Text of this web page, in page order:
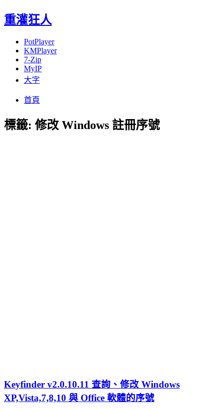
重灌狂人
PotPlayer
KMPlayer
7-Zip
MyIP
大字
首頁
標籤: 修改 Windows 註冊序號
Keyfinder v2.0.10.11 查詢、修改 Windows
XP,Vista,7,8,10 與 Office 軟體的序號